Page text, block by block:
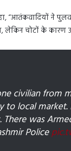
“आतंकवादियों ने
चोटों के कारण
civilian from
to local
was
Police